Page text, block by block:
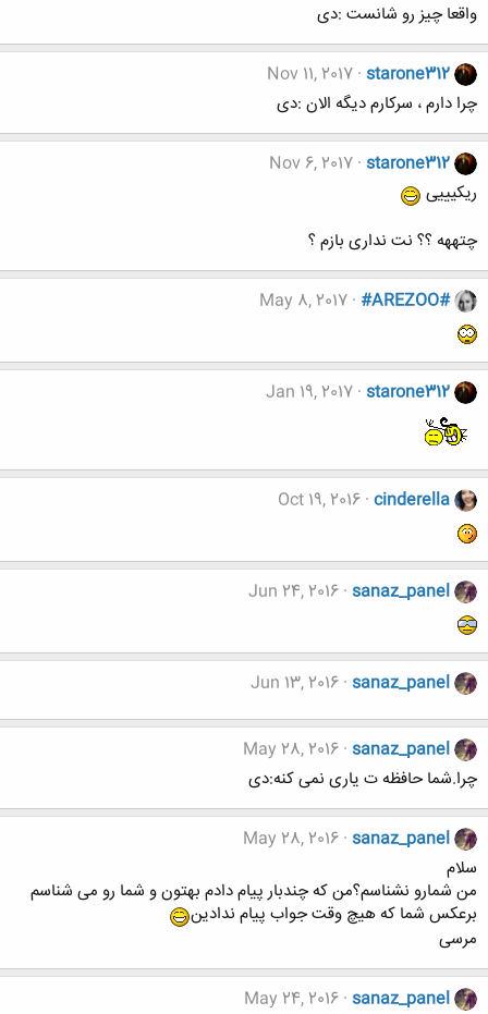
واقعا چیز رو شانست :دی
starone312
Nov 11, 2017
چرا دارم ، سرکارم دیگه الان :دی
starone312
Nov 6, 2017
ریکیییی
چتههه ؟؟ نت نداری بازم ؟
#AREZOO#
May 8, 2017
starone312
Jan 19, 2017
cinderella
Oct 19, 2016
sanaz_panel
Jun 24, 2016
sanaz_panel
Jun 13, 2016
sanaz_panel
May 28, 2016
چرا.شما حافظه ت یاری نمی کنه:دی
sanaz_panel
May 28, 2016
سلام
من شمارو نشناسم؟من که چندبار پیام دادم بهتون و شما رو می شناسم
برعکس شما که هیچ وقت جواب پیام ندادین
مرسی
sanaz_panel
May 24, 2016